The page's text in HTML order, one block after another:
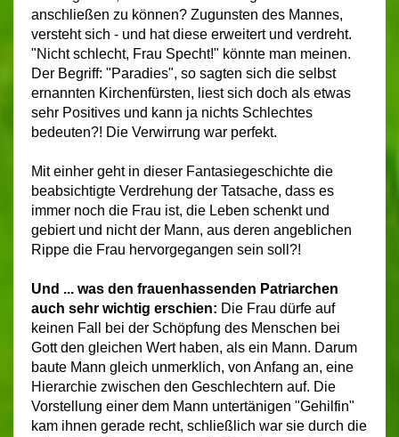
anschließen zu können? Zugunsten des Mannes,
versteht sich - und hat diese erweitert und verdreht.
"Nicht schlecht, Frau Specht!" könnte man meinen.
Der Begriff: "Paradies", so sagten sich die selbst
ernannten Kirchenfürsten, liest sich doch als etwas
sehr Positives und kann ja nichts Schlechtes
bedeuten?! Die Verwirrung war perfekt.
Mit einher geht in dieser Fantasiegeschichte die
beabsichtigte Verdrehung der Tatsache, dass es
immer noch die Frau ist, die Leben schenkt und
gebiert und nicht der Mann, aus deren angeblichen
Rippe die Frau hervorgegangen sein soll?!
Und ... was den frauenhassenden Patriarchen
auch sehr wichtig erschien: Die Frau dürfe auf
keinen Fall bei der Schöpfung des Menschen bei
Gott den gleichen Wert haben, als ein Mann. Darum
baute Mann gleich unmerklich, von Anfang an, eine
Hierarchie zwischen den Geschlechtern auf. Die
Vorstellung einer dem Mann untertänigen "Gehilfin"
kam ihnen gerade recht, schließlich war sie durch die